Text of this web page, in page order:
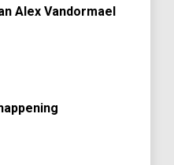
Alex Vandormael